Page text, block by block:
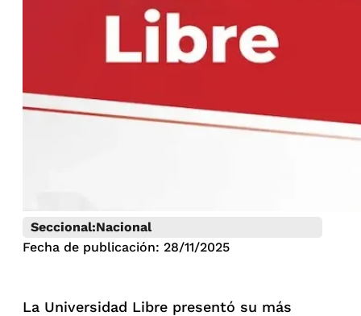
Seccional:Nacional
Fecha de publicación: 28/11/2025
La Universidad Libre presentó su más